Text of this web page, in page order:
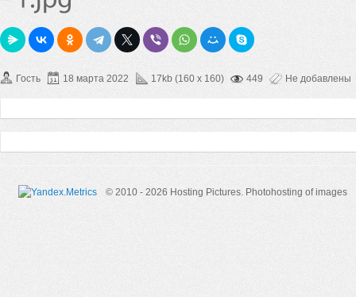
Гость 18 марта 2022 17kb (160 x 160) 449 Не добавлены
© 2010 - 2026 Hosting Pictures. Photohosting of images